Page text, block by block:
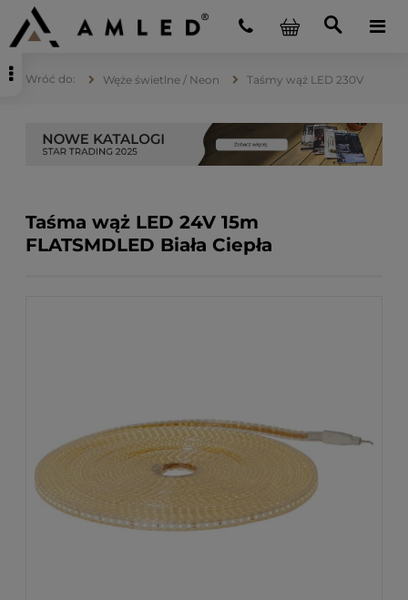
Węże świetlne / Neon Taśmy wąż LED 230V
Taśma wąż LED 24V 15m
FLATSMDLED Biała Ciepła